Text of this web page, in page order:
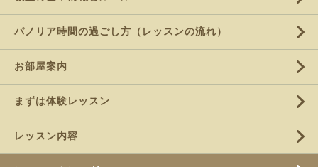
パノリア時間の過ごし方（レッスンの流れ）
お部屋案内
まずは体験レッスン
レッスン内容